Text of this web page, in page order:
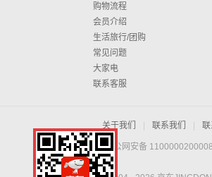
购物流程
会员介绍
生活旅行/团购
常见问题
大家电
联系客服
关于我们 联系我们 联
京公网安备